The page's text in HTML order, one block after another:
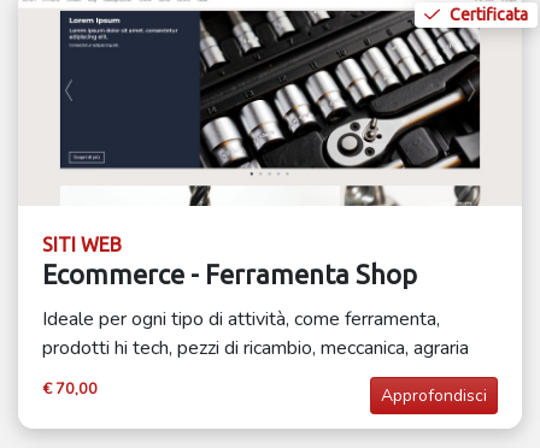
Certificata
SITI WEB
Ecommerce - Ferramenta Shop
Ideale per ogni tipo di attività, come ferramenta,
prodotti hi tech, pezzi di ricambio, meccanica, agraria
€ 70,00 Approfondisci